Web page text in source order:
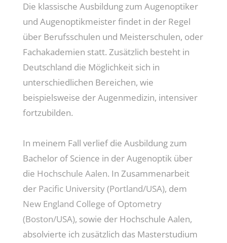
Die klassische Ausbildung zum Augenoptiker
und Augenoptikmeister findet in der Regel
über Berufsschulen und Meisterschulen, oder
Fachakademien statt. Zusätzlich besteht in
Deutschland die Möglichkeit sich in
unterschiedlichen Bereichen, wie
beispielsweise der Augenmedizin, intensiver
fortzubilden.
In meinem Fall verlief die Ausbildung zum
Bachelor of Science in der Augenoptik über
die Hochschule Aalen. In Zusammenarbeit
der Pacific University (Portland/USA), dem
New England College of Optometry
(Boston/USA), sowie der Hochschule Aalen,
absolvierte ich zusätzlich das Masterstudium